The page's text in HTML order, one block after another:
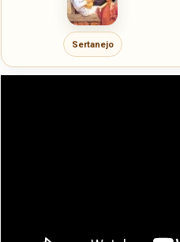
Sertanejo